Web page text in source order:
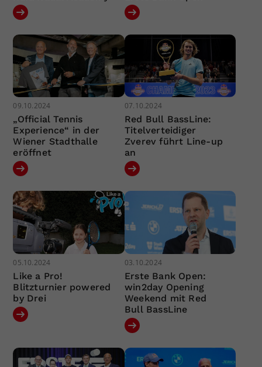
09.10.2024
„Official Tennis
Experience“ in der
Wiener Stadthalle
eröffnet
07.10.2024
Red Bull BassLine:
Titelverteidiger
Zverev führt Line-up
an
05.10.2024
Like a Pro!
Blitzturnier powered
by Drei
03.10.2024
Erste Bank Open:
win2day Opening
Weekend mit Red
Bull BassLine